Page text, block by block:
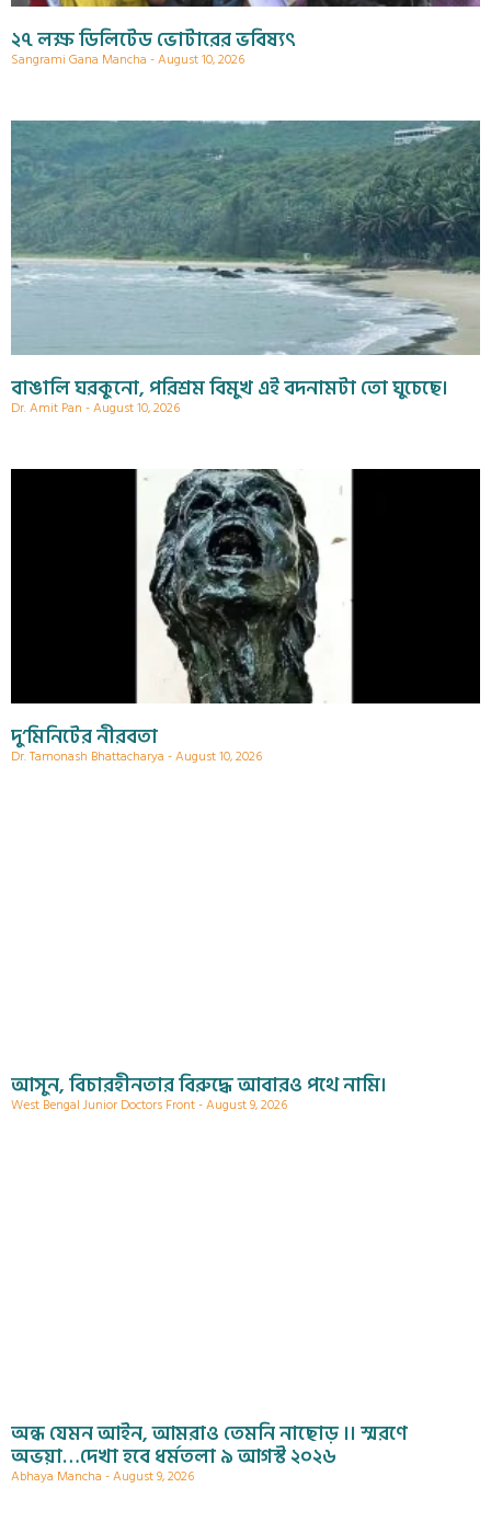
২৭ লক্ষ ডিলিটেড ভোটারের ভবিষ্যৎ
Sangrami Gana Mancha August 10, 2026
বাঙালি ঘরকুনো, পরিশ্রম বিমুখ এই বদনামটা তো ঘুচেছে।
Dr. Amit Pan August 10, 2026
দু’মিনিটের নীরবতা
Dr. Tamonash Bhattacharya August 10, 2026
আসুন, বিচারহীনতার বিরুদ্ধে আবারও পথে নামি।
West Bengal Junior Doctors Front August 9, 2026
অন্ধ যেমন আইন, আমরাও তেমনি নাছোড় ।। স্মরণে
অভয়া…দেখা হবে ধর্মতলা ৯ আগস্ট ২০২৬
Abhaya Mancha August 9, 2026